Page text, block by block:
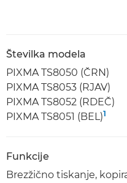
Številka modela
PIXMA TS8050 (ČRN)
PIXMA TS8053 (RJAV)
PIXMA TS8052 (RDEČ)
PIXMA TS8051 (BEL)1
Funkcije
Brezžično tiskanje,